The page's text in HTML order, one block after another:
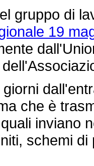
di
19
che è
inviano
schemi